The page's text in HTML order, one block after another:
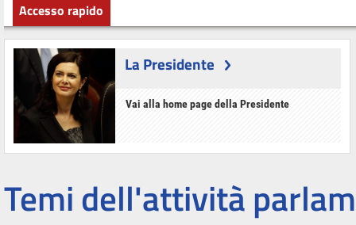
Accesso rapido
La Presidente
Vai alla home page della Presidente
Temi dell'attività